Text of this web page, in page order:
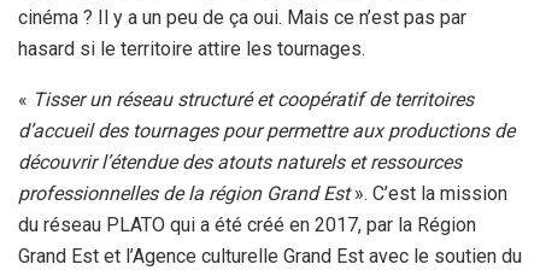
cinéma ? Il y a un peu de ça oui. Mais ce n’est pas par
hasard si le territoire attire les tournages.
« Tisser un réseau structuré et coopératif de territoires
d’accueil des tournages pour permettre aux productions de
découvrir l’étendue des atouts naturels et ressources
professionnelles de la région Grand Est». C’est la mission
du réseau PLATO qui a été créé en 2017, par la Région
Grand Est et l’Agence culturelle Grand Est avec le soutien du